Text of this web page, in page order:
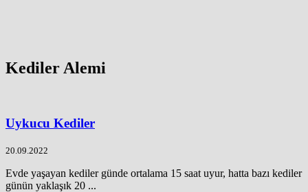
Kediler Alemi
Uykucu Kediler
20.09.2022
Evde yaşayan kediler günde ortalama 15 saat uyur, hatta bazı kediler
günün yaklaşık 20 ...